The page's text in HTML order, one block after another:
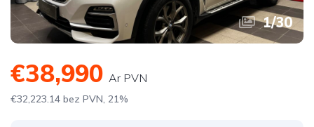
1/30
€38,990 Ar PVN
€32,223.14 bez PVN, 21%